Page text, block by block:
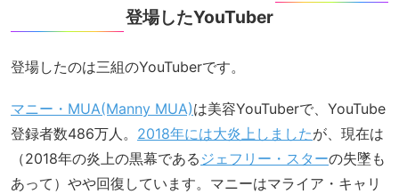
登場したYouTuber
登場したのは三組のYouTuberです。
マニー・MUA(Manny MUA)は美容YouTuberで、YouTube
登録者数486万人。 2018年には大炎上しましたが、現在は
（2018年の炎上の黒幕である ジェフリー・スターの失墜も
あって）やや回復しています。マニーはマライア・キャリ